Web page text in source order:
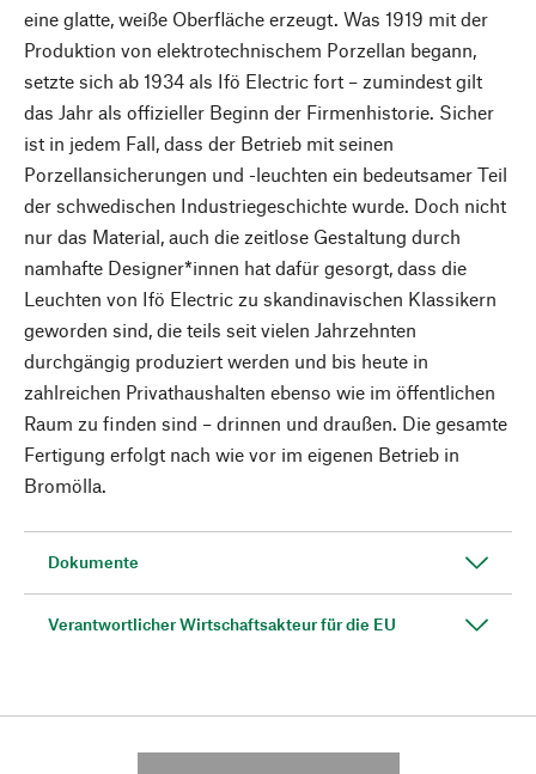
eine glatte, weiße Oberfläche erzeugt. Was 1919 mit der
Produktion von elektrotechnischem Porzellan begann,
setzte sich ab 1934 als Ifö Electric fort – zumindest gilt
das Jahr als offizieller Beginn der Firmenhistorie. Sicher
ist in jedem Fall, dass der Betrieb mit seinen
Porzellansicherungen und -leuchten ein bedeutsamer Teil
der schwedischen Industriegeschichte wurde. Doch nicht
nur das Material, auch die zeitlose Gestaltung durch
namhafte Designer*innen hat dafür gesorgt, dass die
Leuchten von Ifö Electric zu skandinavischen Klassikern
geworden sind, die teils seit vielen Jahrzehnten
durchgängig produziert werden und bis heute in
zahlreichen Privathaushalten ebenso wie im öffentlichen
Raum zu finden sind – drinnen und draußen. Die gesamte
Fertigung erfolgt nach wie vor im eigenen Betrieb in
Bromölla.
Dokumente
Verantwortlicher Wirtschaftsakteur für die EU